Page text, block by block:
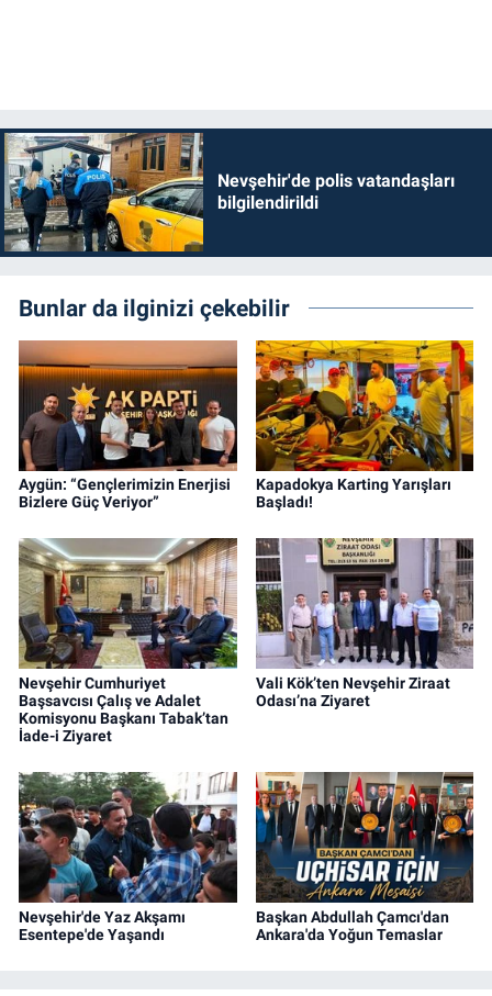
Nevşehir'de polis vatandaşları
bilgilendirildi
Bunlar da ilginizi çekebilir
Aygün: “Gençlerimizin Enerjisi
Bizlere Güç Veriyor”
Kapadokya Karting Yarışları
Başladı!
Nevşehir Cumhuriyet
Başsavcısı Çalış ve Adalet
Komisyonu Başkanı Tabak’tan
İade-i Ziyaret
Vali Kök’ten Nevşehir Ziraat
Odası’na Ziyaret
Nevşehir'de Yaz Akşamı
Esentepe'de Yaşandı
Başkan Abdullah Çamcı'dan
Ankara'da Yoğun Temaslar